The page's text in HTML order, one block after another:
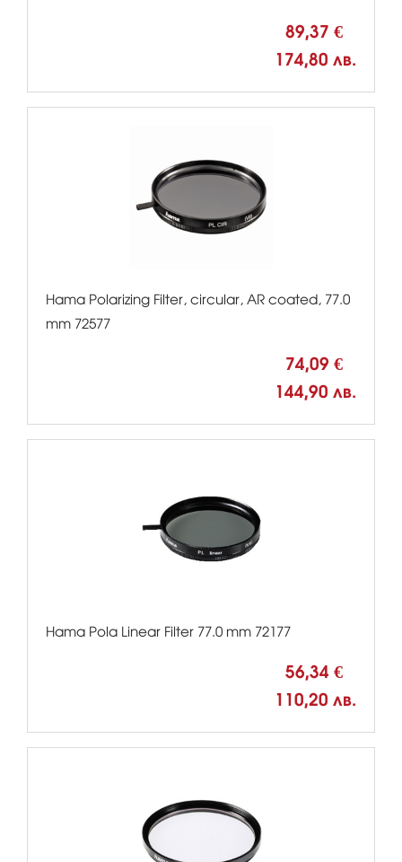
89,37 €
174,80 лв.
Hama Polarizing Filter, circular, AR coated, 77.0
mm 72577
74,09 €
144,90 лв.
Hama Pola Linear Filter 77.0 mm 72177
56,34 €
110,20 лв.